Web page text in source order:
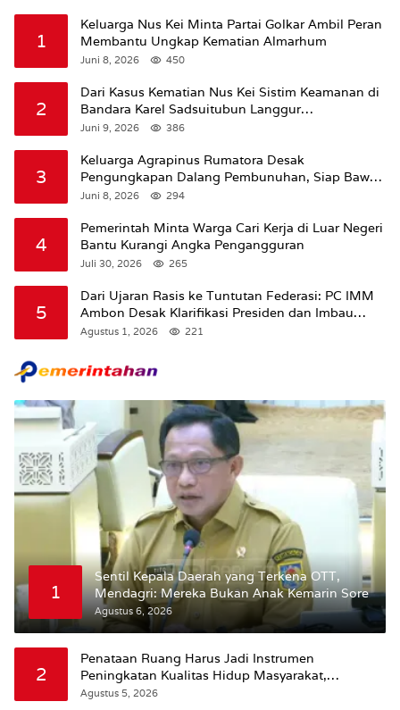
1
Keluarga Nus Kei Minta Partai Golkar Ambil Peran
Membantu Ungkap Kematian Almarhum
Juni 8, 2026 450
2
Dari Kasus Kematian Nus Kei Sistim Keamanan di
Bandara Karel Sadsuitubun Langgur
Dipertanyakan
Juni 9, 2026 386
3
Keluarga Agrapinus Rumatora Desak
Pengungkapan Dalang Pembunuhan, Siap Bawa
Kasus ke Komisi III DPR RI
Juni 8, 2026 294
4
Pemerintah Minta Warga Cari Kerja di Luar Negeri
Bantu Kurangi Angka Pengangguran
Juli 30, 2026 265
5
Dari Ujaran Rasis ke Tuntutan Federasi: PC IMM
Ambon Desak Klarifikasi Presiden dan Imbau
Tunda Pengibaran Bendera Merah Putih Di
Agustus 1, 2026 221
1
Sentil Kepala Daerah yang Terkena OTT,
Mendagri: Mereka Bukan Anak Kemarin Sore
Agustus 6, 2026
2
Penataan Ruang Harus Jadi Instrumen
Peningkatan Kualitas Hidup Masyarakat,
Wattimena: Revisi RT-RW Ditetapkan Pemkot
Agustus 5, 2026